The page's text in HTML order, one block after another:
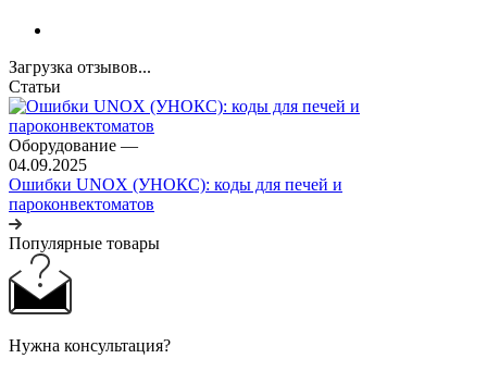
Загрузка отзывов...
Статьи
Оборудование —
04.09.2025
Ошибки UNOX (УНОКС): коды для печей и
пароконвектоматов
Популярные товары
Нужна консультация?